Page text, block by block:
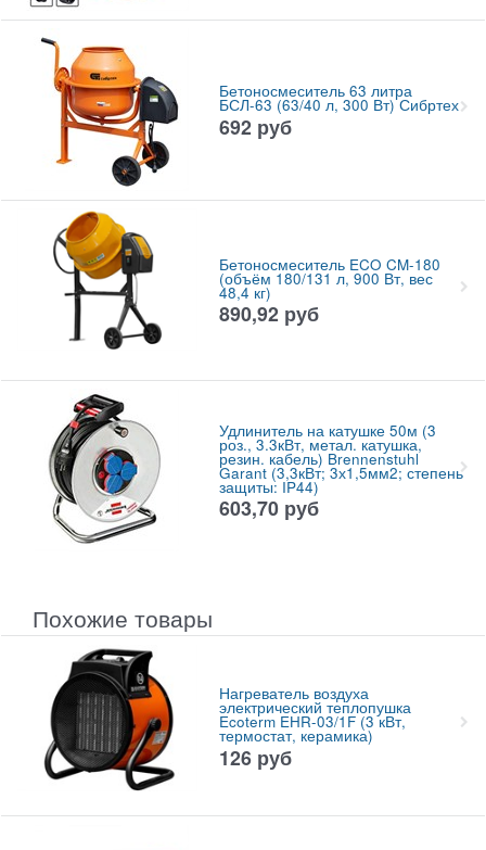
Бетоносмеситель 63 литра
БСЛ-63 (63/40 л, 300 Вт) Сибртех
692 руб
Бетоносмеситель ECO CM-180
(объём 180/131 л, 900 Вт, вес
48,4 кг)
890,92 руб
Удлинитель на катушке 50м (3
роз., 3.3кВт, метал. катушка,
резин. кабель) Brennenstuhl
Garant (3,3кВт; 3х1,5мм2; степень
защиты: IP44)
603,70 руб
Похожие товары
Нагреватель воздуха
электрический теплопушка
Ecoterm EHR-03/1F (3 кВт,
термостат, керамика)
126 руб